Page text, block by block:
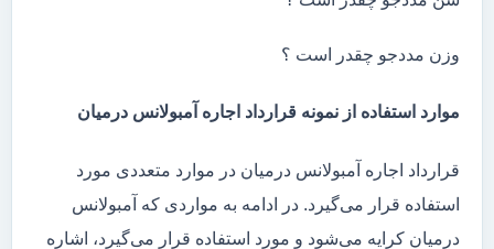
وزن مددجو چقدر است ؟
موارد استفاده از نمونه قرارداد اجاره آمبولانس درمیان
قرارداد اجاره آمبولانس درمیان در موارد متعددی مورد
استفاده قرار می‌گیرد. در ادامه به مواردی که آمبولانس
درمیان کرایه می‌شود و مورد استفاده قرار می‌گیرد، اشاره